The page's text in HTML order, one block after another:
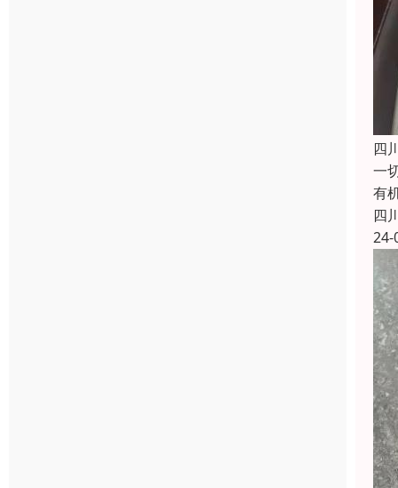
四
一
有
四
24-